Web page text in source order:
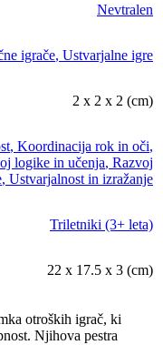
Nevtralen
igrače, Ustvarjalne igre
2 x 2 x 2 (cm)
, Koordinacija rok in oči,
logike in učenja, Razvoj
, Ustvarjalnost in izražanje
Triletniki (3+ leta)
22 x 17.5 x 3 (cm)
otroških igrač, ki
Njihova pestra